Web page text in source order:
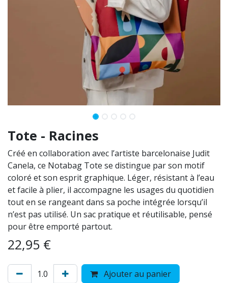
Tote - Racines
Créé en collaboration avec l’artiste barcelonaise Judit
Canela, ce Notabag Tote se distingue par son motif
coloré et son esprit graphique. Léger, résistant à l’eau
et facile à plier, il accompagne les usages du quotidien
tout en se rangeant dans sa poche intégrée lorsqu’il
n’est pas utilisé. Un sac pratique et réutilisable, pensé
pour être emporté partout.
22,95 €
Ajouter au panier